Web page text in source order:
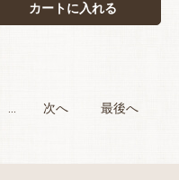
カートに入れる
次へ 最後へ